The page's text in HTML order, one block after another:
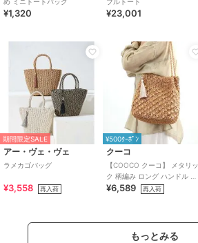
¥1,320 ¥23,001
期間限定SALE
アー・ヴェ・ヴェ
ラメカゴバッグ
¥3,558 再入荷
¥500ｸｰﾎﾟﾝ
クーコ
【COOCO クーコ】 メタリッ
ク 柄編み ロング ハンドル ト
ートバッグ かごバッグ
¥6,589 再入荷
もっとみる